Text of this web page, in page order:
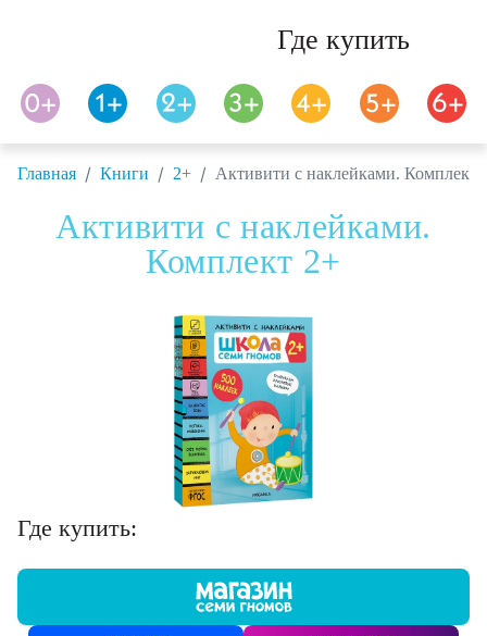
Где купить
Главная / Книги / 2+ / Активити с наклейками. Комплект
Активити с наклейками.
Комплект 2+
Где купить: